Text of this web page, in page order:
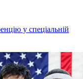
у спеціальній